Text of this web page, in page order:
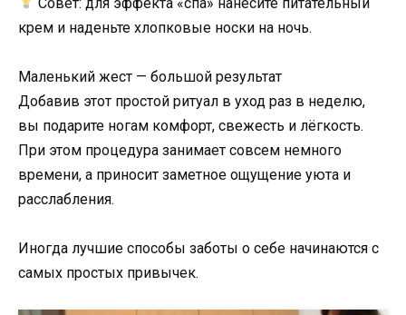
крем и наденьте хлопковые носки на ночь.
Маленький жест — большой результат
Добавив этот простой ритуал в уход раз в неделю,
вы подарите ногам комфорт, свежесть и лёгкость.
При этом процедура занимает совсем немного
времени, а приносит заметное ощущение уюта и
расслабления.
Иногда лучшие способы заботы о себе начинаются с
самых простых привычек.